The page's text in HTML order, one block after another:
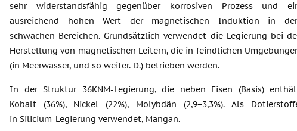
sehr widerstandsfähig gegenüber korrosiven Prozess und
ausreichend hohen Wert der magnetischen Induktion in
schwachen Bereichen. Grundsätzlich verwendet die Legierung bei
Herstellung von magnetischen Leitern, die in feindlichen
(in Meerwasser, und so weiter. D.) betrieben werden.
In der Struktur 36KNM-Legierung, die neben Eisen (Basis)
Kobalt (36%), Nickel (22%), Molybdän (2,9−3,3%). Als
in Silicium-Legierung verwendet, Mangan.